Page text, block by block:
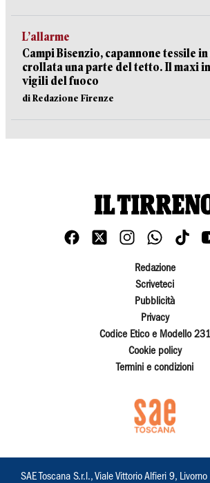
L’allarme
Campi Bisenzio, capannone tessile in
crollata una parte del tetto. Il maxi
vigili del fuoco
di Redazione Firenze
Redazione
Scriveteci
Pubblicità
Privacy
Codice Etico e Modello 231
Cookie policy
Termini e condizioni
SAE Toscana S.r.l., Viale Vittorio Alfieri 9,